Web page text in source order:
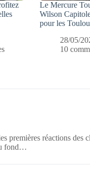
Le Mercure
Wilson
pour les
28/05/
10
premières réactions
fond…